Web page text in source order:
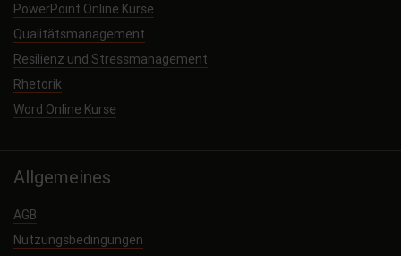
PowerPoint Online Kurse
Qualitätsmanagement
Resilienz und Stressmanagement
Rhetorik
Word Online Kurse
Allgemeines
AGB
Nutzungsbedingungen